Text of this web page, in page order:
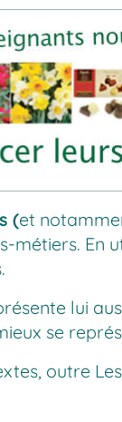
(et
métiers. En
lui
se
outre